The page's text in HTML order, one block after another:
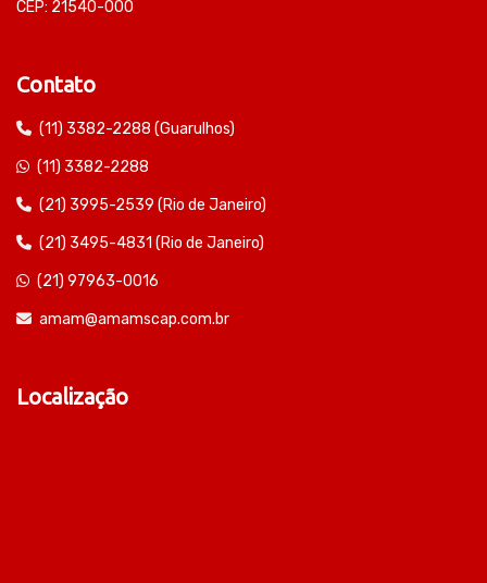
CEP: 21540-000
Contato
(11) 3382-2288 (Guarulhos)
(11) 3382-2288
(21) 3995-2539 (Rio de Janeiro)
(21) 3495-4831 (Rio de Janeiro)
(21) 97963-0016
amam@amamscap.com.br
Localização